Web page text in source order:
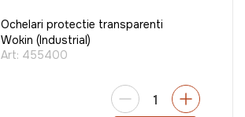
Ochelari protectie transparenti
Wokin (Industrial)
Art: 455400